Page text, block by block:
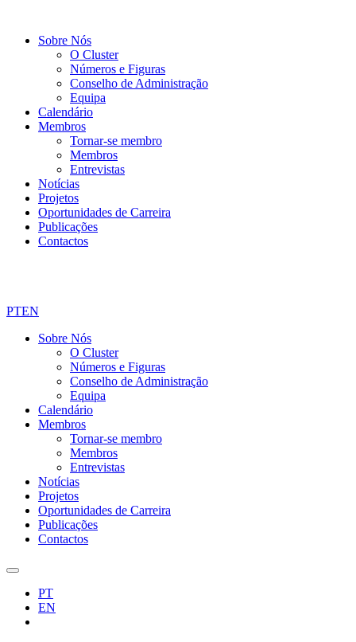
Sobre Nós
O Cluster
Números e Figuras
Conselho de Administração
Equipa
Calendário
Membros
Tornar-se membro
Membros
Entrevistas
Notícias
Projetos
Oportunidades de Carreira
Publicações
Contactos
PTEN
Sobre Nós
O Cluster
Números e Figuras
Conselho de Administração
Equipa
Calendário
Membros
Tornar-se membro
Membros
Entrevistas
Notícias
Projetos
Oportunidades de Carreira
Publicações
Contactos
PT
EN